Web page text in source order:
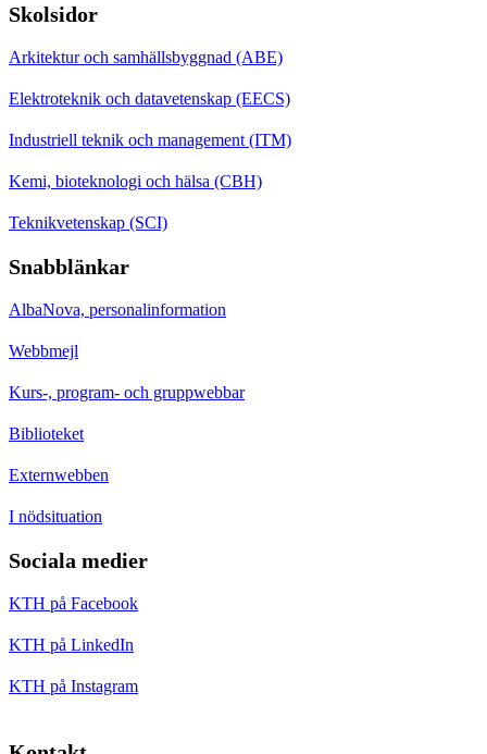
Skolsidor
Arkitektur och samhällsbyggnad (ABE)
Elektroteknik och datavetenskap (EECS)
Industriell teknik och management (ITM)
Kemi, bioteknologi och hälsa (CBH)
Teknikvetenskap (SCI)
Snabblänkar
AlbaNova, personalinformation
Webbmejl
Kurs-, program- och gruppwebbar
Biblioteket
Externwebben
I nödsituation
Sociala medier
KTH på Facebook
KTH på LinkedIn
KTH på Instagram